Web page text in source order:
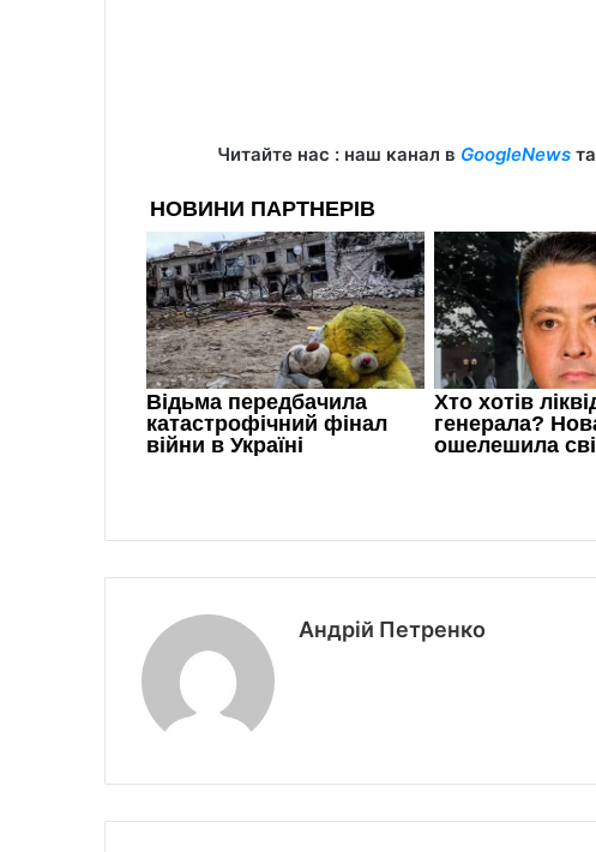
Читайте нас : наш канал в GoogleNewsта
Андрій Петренко